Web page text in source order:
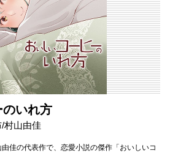
いれ方
村山由佳
佳の代表作で、恋愛小説の傑作「おいしいコ